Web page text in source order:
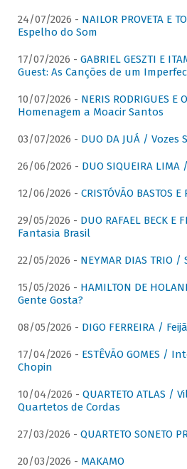
24/07/2026 - NAILOR PROVETA E
Espelho do Som
17/07/2026 - GABRIEL GESZTI E
Guest: As Canções de um
10/07/2026 - NERIS RODRIGUES E
Homenagem a Moacir Santos
03/07/2026 - DUO DA JUÁ / Vozes
26/06/2026 - DUO SIQUEIRA
12/06/2026 - CRISTÓVÃO BASTOS E
29/05/2026 - DUO RAFAEL BECK E
Fantasia Brasil
22/05/2026 - NEYMAR DIAS TRIO /
15/05/2026 - HAMILTON DE
Gente Gosta?
08/05/2026 - DIGO FERREIRA /
17/04/2026 - ESTÊVÃO GOMES /
Chopin
10/04/2026 - QUARTETO ATLAS /
Quartetos de Cordas
27/03/2026 - QUARTETO SONETO
20/03/2026 - MAKAMO